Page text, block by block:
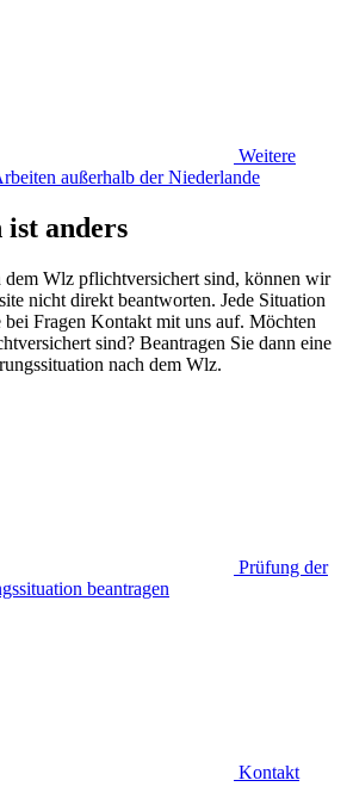
Weitere
außerhalb der Niederlande
ist anders
dem Wlz pflichtversichert sind, können wir
nicht direkt beantworten. Jede Situation
bei Fragen Kontakt mit uns auf. Möchten
sind? Beantragen Sie dann eine
nach dem Wlz.
Prüfung der
beantragen
Kontakt